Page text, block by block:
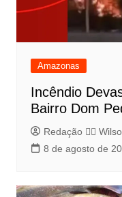
Amazonas
Incêndio
Bairro Dom
Redação 👨‍⚖️​
8 de agosto de